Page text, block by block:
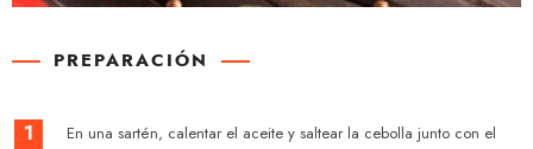
PREPARACIÓN
1
En una sartén, calentar el aceite y saltear la cebolla junto con el